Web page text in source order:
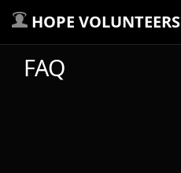
HOPE VOLUNTEERS
FAQ